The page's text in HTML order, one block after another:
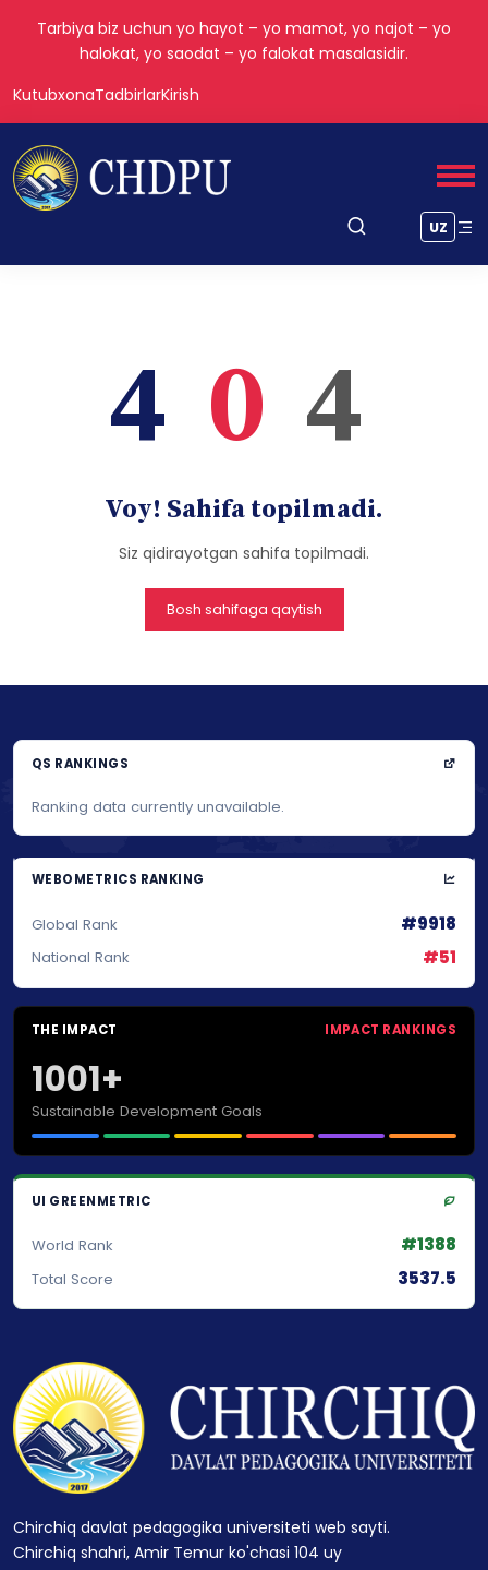
Tarbiya biz uchun yo hayot – yo mamot, yo najot – yo
halokat, yo saodat – yo falokat masalasidir.
KutubxonaTadbirlarKirish
UZ
4 0 4
Voy! Sahifa topilmadi.
Siz qidirayotgan sahifa topilmadi.
Bosh sahifaga qaytish
QS RANKINGS
Ranking data currently unavailable.
WEBOMETRICS RANKING
Global Rank #9918
National Rank #51
THE IMPACT IMPACT RANKINGS
1001+
Sustainable Development Goals
UI GREENMETRIC
World Rank #1388
Total Score 3537.5
Chirchiq davlat pedagogika universiteti web sayti.
Chirchiq shahri, Amir Temur ko'chasi 104 uy